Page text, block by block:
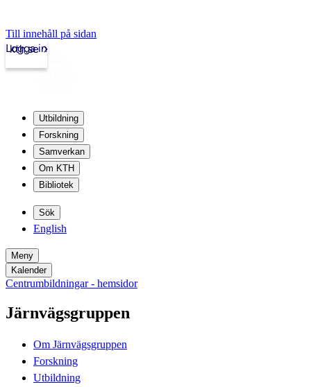
Till innehåll på sidan
kth.se
Logga in
Utbildning
Forskning
Samverkan
Om KTH
Bibliotek
Sök
English
Meny
Kalender
Centrumbildningar - hemsidor
Järnvägsgruppen
Om Järnvägsgruppen
Forskning
Utbildning